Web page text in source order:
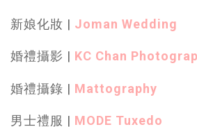
新娘化妝 | Joman Wedding
婚禮攝影 | KC Chan
婚禮攝錄 | Mattography
男士禮服 | MODE Tuxedo